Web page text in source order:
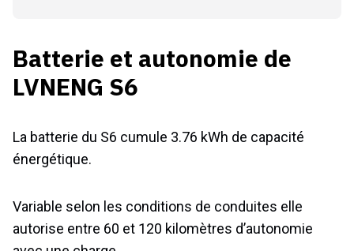
Batterie et autonomie de
LVNENG S6
La batterie du S6 cumule 3.76 kWh de capacité
énergétique.
Variable selon les conditions de conduites elle
autorise entre 60 et 120 kilomètres d’autonomie